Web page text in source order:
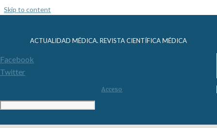
Skip to content
ACTUALIDAD MÉDICA. REVISTA CIENTÍFICA MÉDICA
Facebook
Twitter
Acceso